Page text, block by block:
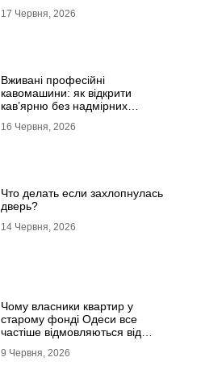
17 Червня, 2026
Вживані професійні
кавомашини: як відкрити
кав’ярню без надмірних
16 Червня, 2026
Что делать если захлопнулась
дверь?
14 Червня, 2026
Чому власники квартир у
старому фонді Одеси все
частіше відмовляються від
9 Червня, 2026